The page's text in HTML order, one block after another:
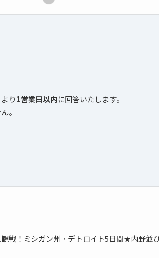
り1営業日以内に回答いたします。
。
戦！ミシガン州・デトロイト5日間★内野並